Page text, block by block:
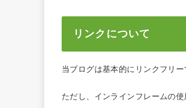
リンクについて
当ブログは基本的にリンクフリ
ただし、インラインフレームの